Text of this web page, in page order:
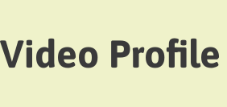
Video Profile